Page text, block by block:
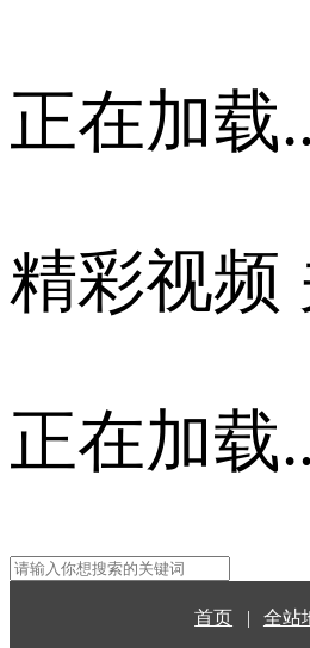
正在加载
精彩视频
正在加载
首页 | 全站